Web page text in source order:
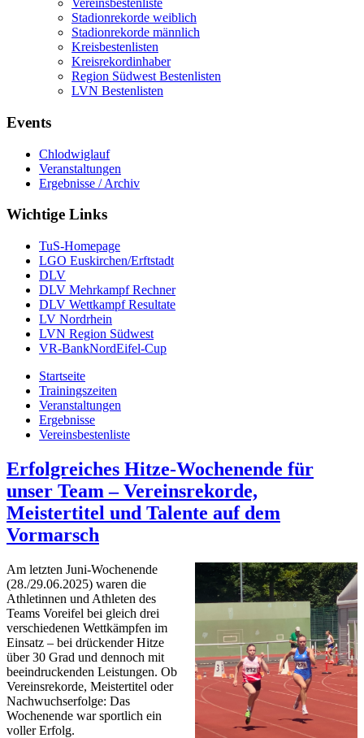
Vereinsbestenliste
Stadionrekorde weiblich
Stadionrekorde männlich
Kreisbestenlisten
Kreisrekordinhaber
Region Südwest Bestenlisten
LVN Bestenlisten
Events
Chlodwiglauf
Veranstaltungen
Ergebnisse / Archiv
Wichtige Links
TuS-Homepage
LGO Euskirchen/Erftstadt
DLV
DLV Mehrkampf Rechner
DLV Wettkampf Resultate
LV Nordrhein
LVN Region Südwest
VR-BankNordEifel-Cup
Startseite
Trainingszeiten
Veranstaltungen
Ergebnisse
Vereinsbestenliste
Erfolgreiches Hitze-Wochenende für
unser Team – Vereinsrekorde,
Meistertitel und Talente auf dem
Vormarsch
Am letzten Juni-Wochenende
(28./29.06.2025) waren die
Athletinnen und Athleten des
Teams Voreifel bei gleich drei
verschiedenen Wettkämpfen im
Einsatz – bei drückender Hitze
über 30 Grad und dennoch mit
beeindruckenden Leistungen. Ob
Vereinsrekorde, Meistertitel oder
Nachwuchserfolge: Das
Wochenende war sportlich ein
voller Erfolg.